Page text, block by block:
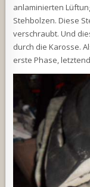
anlaminierten
Stehbolzen. Diese
verschraubt. Und
durch die Karosse.
erste Phase,